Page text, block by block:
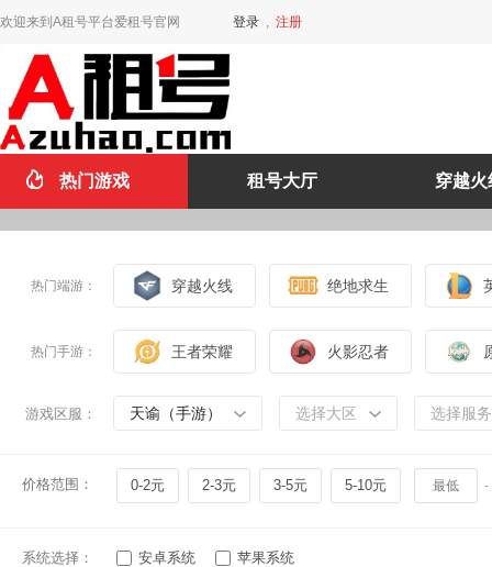
欢迎来到A租号平台爱租号官网 登录 , 注册
热门游戏 租号大厅 穿越火
热门端游： 穿越火线 绝地求生
热门手游： 王者荣耀 火影忍者
游戏区服： 天谕（手游） 选择大区 选择服
价格范围： 0-2元 2-3元 3-5元 5-10元 -
系统选择： 安卓系统 苹果系统